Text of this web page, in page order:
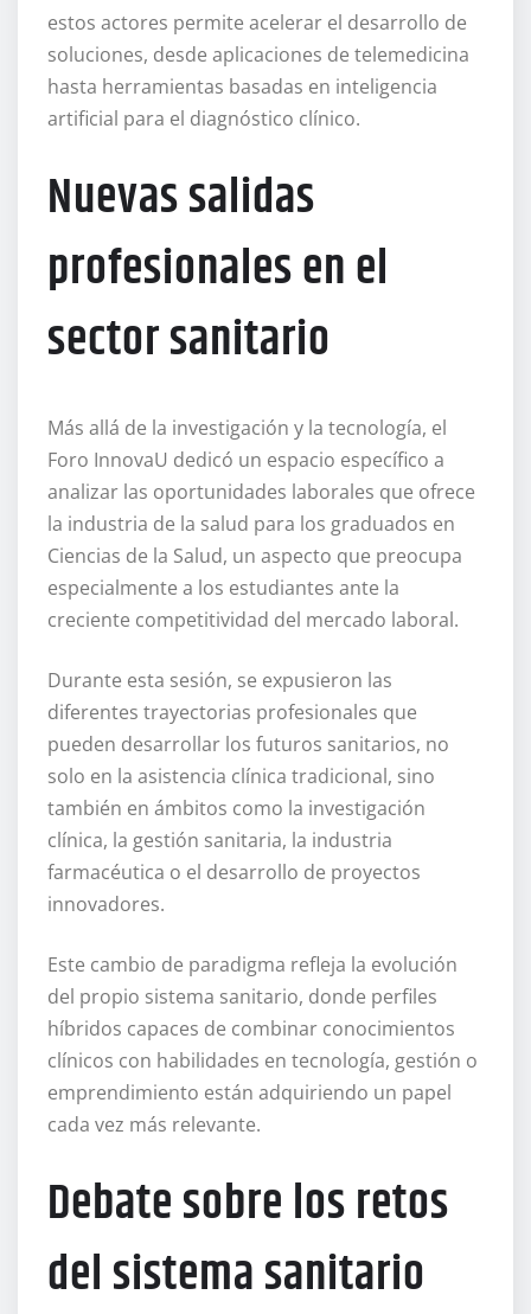
estos actores permite acelerar el desarrollo de
soluciones, desde aplicaciones de telemedicina
hasta herramientas basadas en inteligencia
artificial para el diagnóstico clínico.
Nuevas salidas
profesionales en el
sector sanitario
Más allá de la investigación y la tecnología, el
Foro InnovaU dedicó un espacio específico a
analizar las oportunidades laborales que ofrece
la industria de la salud para los graduados en
Ciencias de la Salud, un aspecto que preocupa
especialmente a los estudiantes ante la
creciente competitividad del mercado laboral.
Durante esta sesión, se expusieron las
diferentes trayectorias profesionales que
pueden desarrollar los futuros sanitarios, no
solo en la asistencia clínica tradicional, sino
también en ámbitos como la investigación
clínica, la gestión sanitaria, la industria
farmacéutica o el desarrollo de proyectos
innovadores.
Este cambio de paradigma refleja la evolución
del propio sistema sanitario, donde perfiles
híbridos capaces de combinar conocimientos
clínicos con habilidades en tecnología, gestión o
emprendimiento están adquiriendo un papel
cada vez más relevante.
Debate sobre los retos
del sistema sanitario